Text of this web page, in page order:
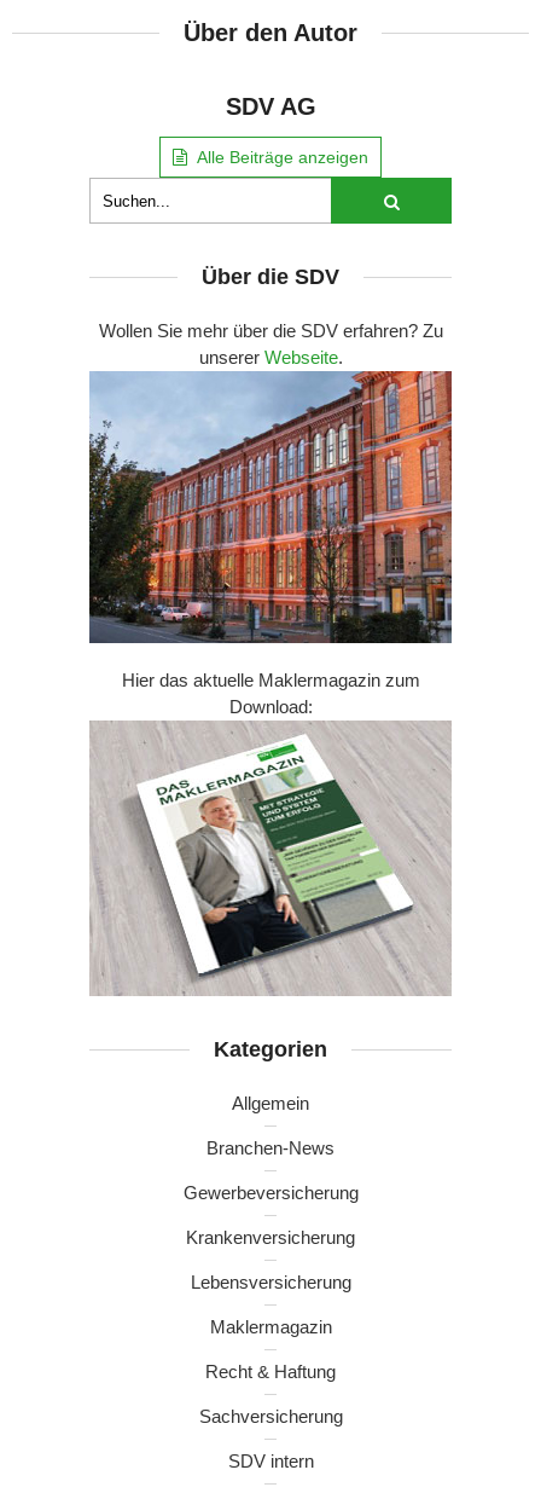
Über den Autor
SDV AG
Alle Beiträge anzeigen
Über die SDV
Wollen Sie mehr über die SDV erfahren? Zu
unserer Webseite.
Hier das aktuelle Maklermagazin zum
Download:
Kategorien
Allgemein
Branchen-News
Gewerbeversicherung
Krankenversicherung
Lebensversicherung
Maklermagazin
Recht & Haftung
Sachversicherung
SDV intern